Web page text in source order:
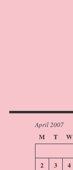
April 2007
M T W
2
3 4